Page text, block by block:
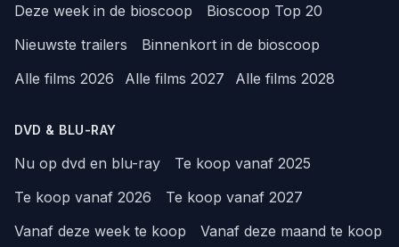
Deze week in de bioscoop
Bioscoop Top 20
Nieuwste trailers
Binnenkort in de bioscoop
Alle films 2026
Alle films 2027 Alle films 2028
DVD & BLU-RAY
Nu op dvd en blu-ray
Te koop vanaf 2025
Te koop vanaf 2026
Te koop vanaf 2027
Vanaf deze week te koop
Vanaf deze maand te koop